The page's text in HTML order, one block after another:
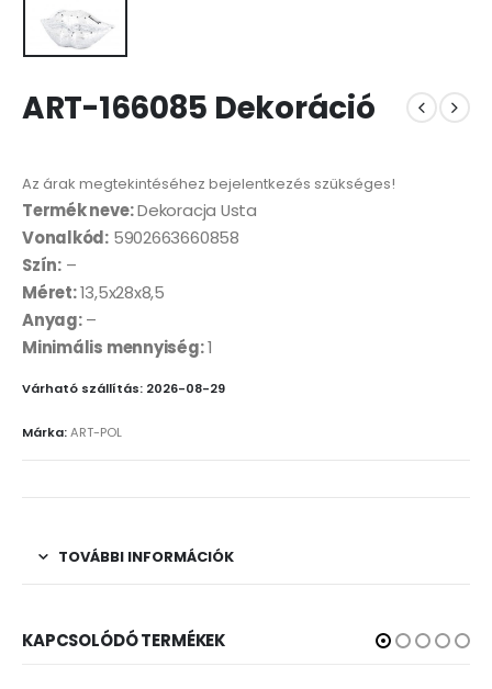
ART-166085 Dekoráció
Az árak megtekintéséhez bejelentkezés szükséges!
Termék neve:Dekoracja Usta
Vonalkód: 5902663660858
Szín:–
Méret:13,5x28x8,5
Anyag:–
Minimális mennyiség:1
Várható szállítás: 2026-08-29
Márka:ART-POL
TOVÁBBI INFORMÁCIÓK
KAPCSOLÓDÓ TERMÉKEK